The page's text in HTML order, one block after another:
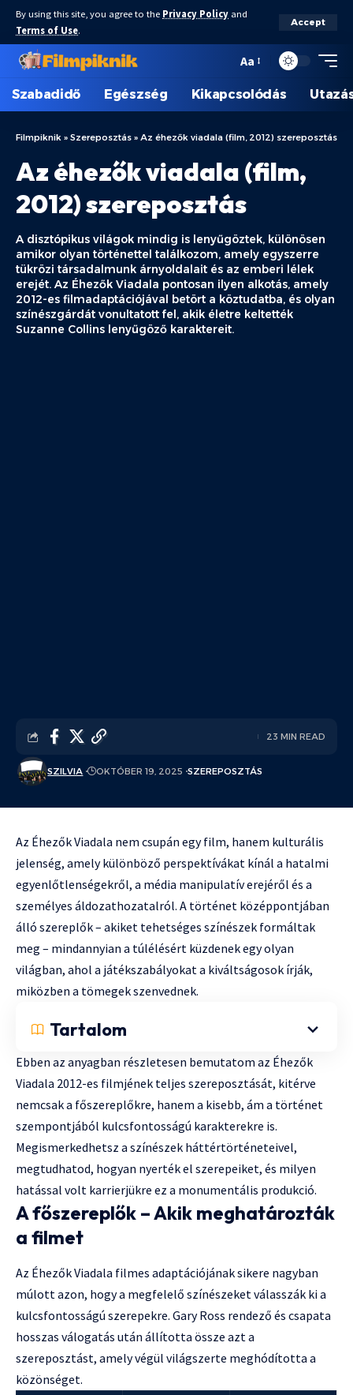
By using this site, you agree to the Privacy Policy and
Terms of Use.
Accept
Aa
Szabadidő Egészség Kikapcsolódás
Filmpiknik » Szereposztás » Az éhezők viadala (film, 2012) szereposztás
Az éhezők viadala (film,
2012) szereposztás
A disztópikus világok mindig is lenyűgöztek, különösen
amikor olyan történettel találkozom, amely egyszerre
tükrözi társadalmunk árnyoldalait és az emberi lélek
erejét. Az Éhezők Viadala pontosan ilyen alkotás, amely
2012-es filmadaptációjával betört a köztudatba, és olyan
színészgárdát vonultatott fel, akik életre keltették
Suzanne Collins lenyűgöző karaktereit.
SZILVIA OKTÓBER 19, 2025 SZEREPOSZTÁS
23 MIN READ
Az Éhezők Viadala nem csupán egy film, hanem kulturális
jelenség, amely különböző perspektívákat kínál a hatalmi
egyenlőtlenségekről, a média manipulatív erejéről és a
személyes áldozathozatalról. A történet középpontjában
álló szereplők – akiket tehetséges színészek formáltak
meg – mindannyian a túlélésért küzdenek egy olyan
világban, ahol a játékszabályokat a kiváltságosok írják,
miközben a tömegek szenvednek.
Tartalom
Ebben az anyagban részletesen bemutatom az Éhezők
Viadala 2012-es filmjének teljes szereposztását, kitérve
nemcsak a főszereplőkre, hanem a kisebb, ám a történet
szempontjából kulcsfontosságú karakterekre is.
Megismerkedhetsz a színészek háttértörténeteivel,
megtudhatod, hogyan nyerték el szerepeiket, és milyen
hatással volt karrierjükre ez a monumentális produkció.
A főszereplők – Akik meghatározták
a filmet
Az Éhezők Viadala filmes adaptációjának sikere nagyban
múlott azon, hogy a megfelelő színészeket válasszák ki a
kulcsfontosságú szerepekre. Gary Ross rendező és csapata
hosszas válogatás után állította össze azt a
szereposztást, amely végül világszerte meghódította a
közönséget.